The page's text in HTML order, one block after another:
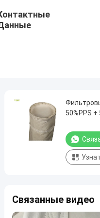
50%PPS +
для
Связанные видео